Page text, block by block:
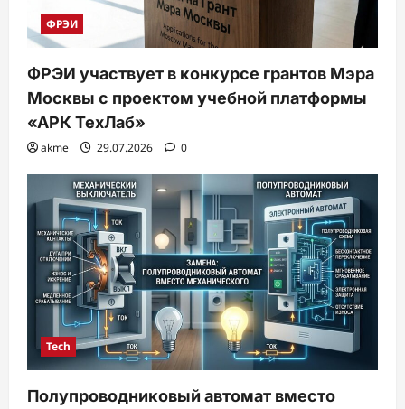
ФРЭИ
ФРЭИ участвует в конкурсе грантов Мэра
Москвы с проектом учебной платформы
«АРК ТехЛаб»
akme 29.07.2026 0
Tech
Полупроводниковый автомат вместо